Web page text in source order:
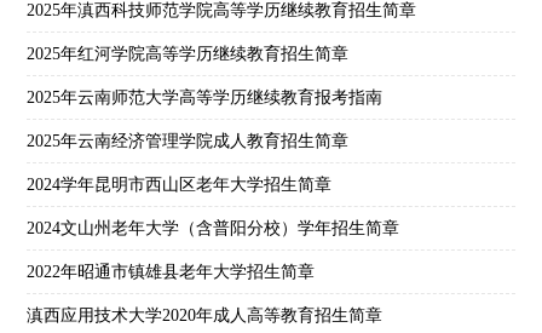
2025年滇西科技师范学院高等学历继续教育招生简章
2025年红河学院高等学历继续教育招生简章
2025年云南师范大学高等学历继续教育报考指南
2025年云南经济管理学院成人教育招生简章
2024学年昆明市西山区老年大学招生简章
2024文山州老年大学（含普阳分校）学年招生简章
2022年昭通市镇雄县老年大学招生简章
滇西应用技术大学2020年成人高等教育招生简章